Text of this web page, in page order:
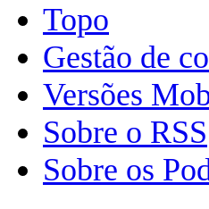
Topo
Gestão de
Versões
Sobre o RSS
Sobre os